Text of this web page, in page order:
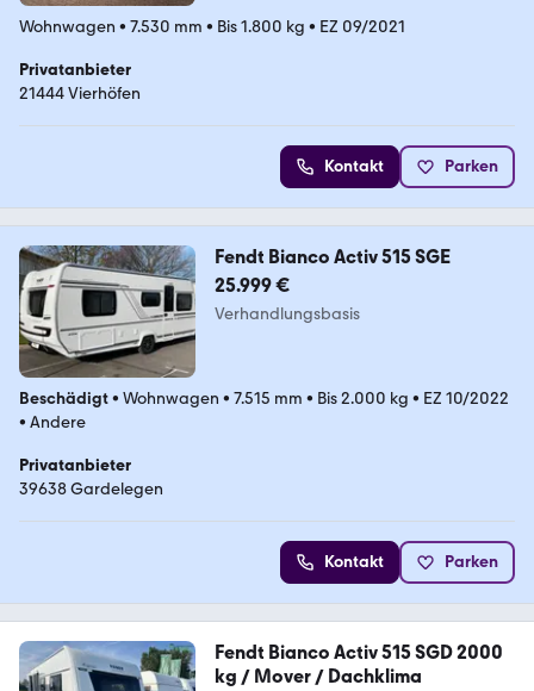
Wohnwagen • 7.530 mm • Bis 1.800 kg • EZ 09/2021
Privatanbieter
21444 Vierhöfen
Kontakt Parken
Fendt Bianco Activ 515 SGE
25.999 €
Verhandlungsbasis
Beschädigt• Wohnwagen • 7.515 mm • Bis 2.000 kg • EZ 10/2022
• Andere
Privatanbieter
39638 Gardelegen
Kontakt Parken
Fendt Bianco Activ 515 SGD 2000
kg / Mover / Dachklima